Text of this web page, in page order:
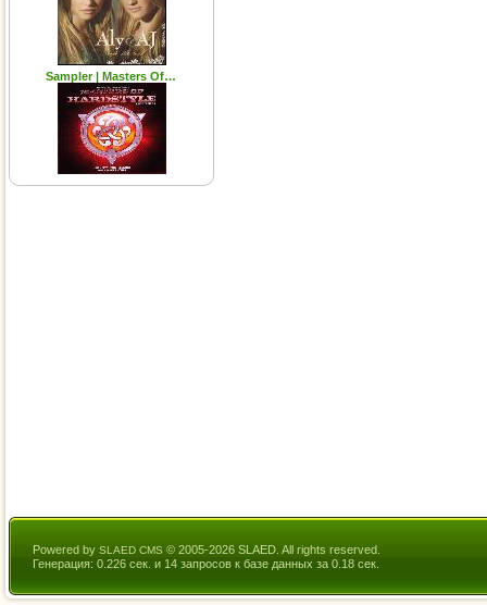
Sampler | Masters Of…
Powered by SLAED CMS © 2005-2026 SLAED. All rights reserved.
Генерация: 0.226 сек. и 14 запросов к базе данных за 0.18 сек.